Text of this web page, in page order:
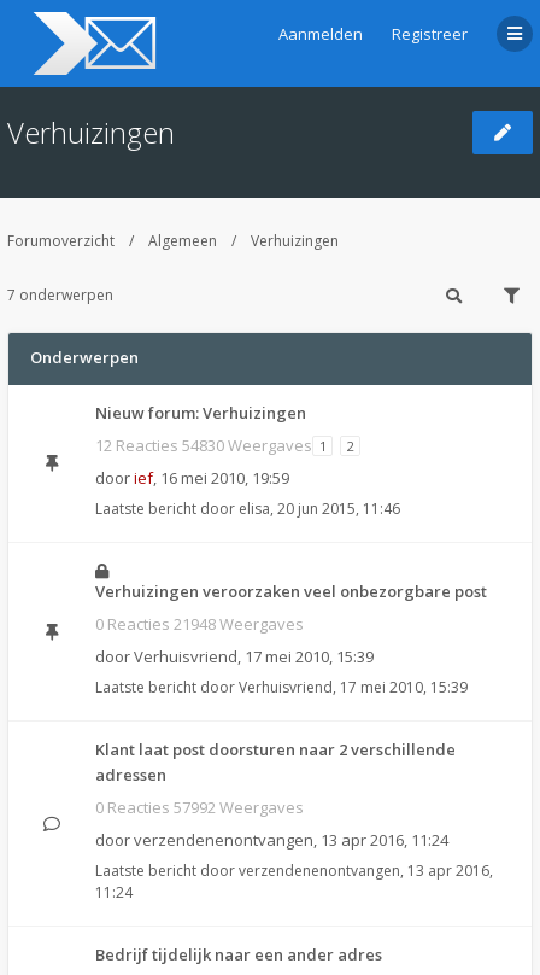
Aanmelden Registreer
Verhuizingen
Forumoverzicht Algemeen Verhuizingen
7 onderwerpen
Onderwerpen
Nieuw forum: Verhuizingen
12 Reacties 54830 Weergaves 1 2
doorief, 16 mei 2010, 19:59
Laatste bericht door elisa, 20 jun 2015, 11:46
Verhuizingen veroorzaken veel onbezorgbare post
0 Reacties 21948 Weergaves
doorVerhuisvriend, 17 mei 2010, 15:39
Laatste bericht doorVerhuisvriend, 17 mei 2010, 15:39
Klant laat post doorsturen naar 2 verschillende
adressen
0 Reacties 57992 Weergaves
doorverzendenenontvangen, 13 apr 2016, 11:24
Laatste bericht doorverzendenenontvangen, 13 apr 2016,
11:24
Bedrijf tijdelijk naar een ander adres